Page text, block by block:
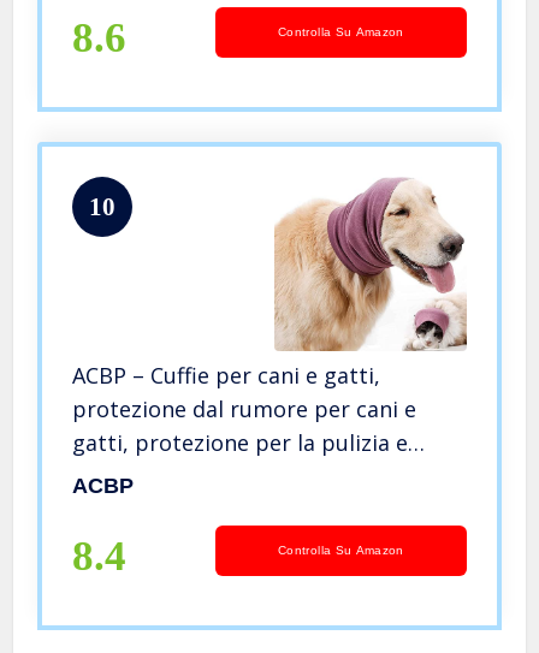
Per Cani Comfort
8.6 Controlla Su Amazon
10
ACBP – Cuffie per cani e gatti,
protezione dal rumore per cani e
gatti, protezione per la pulizia e
l’asciugatura del bagno
ACBP
8.4 Controlla Su Amazon